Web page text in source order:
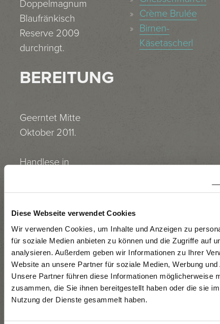
Diese Webseite verwendet Cookies
Wir verwenden Cookies, um Inhalte und Anzeigen zu
für soziale Medien anbieten zu können und die Zugriffe auf
analysieren. Außerdem geben wir Informationen zu Ihrer
Website an unsere Partner für soziale Medien, Werbung
Unsere Partner führen diese Informationen möglicherweise
zusammen, die Sie ihnen bereitgestellt haben oder die sie
Nutzung der Dienste gesammelt haben.
Doppelmagnum
Blaufränkisch
Reserve 2009
durchringt.
BEREITUNG
Geerntet Mitte
Oktober 2011.
Handlese in
6-stündige
Abpressen,
anschließend
gekühlte
Vergärung im
Stahltank mit
Crème Brulée
Birnen-
Käsetascherl